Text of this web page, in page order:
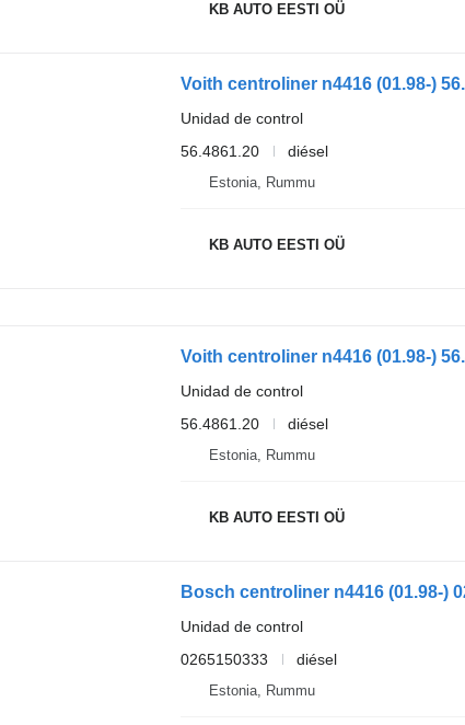
KB AUTO EESTI OÜ
Unidad de control
56.4861.20
diésel
Estonia, Rummu
KB AUTO EESTI OÜ
Unidad de control
56.4861.20
diésel
Estonia, Rummu
KB AUTO EESTI OÜ
Unidad de control
0265150333
diésel
Estonia, Rummu